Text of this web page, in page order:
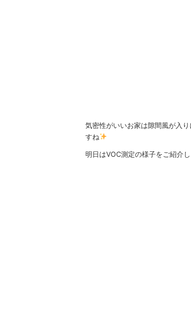
気密性がいいお家は隙間風が入
すね
明日はVOC測定の様子をご紹介し